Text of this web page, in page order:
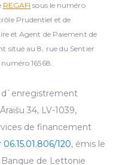
REGAFI sous le numéro
Prudentiel et de
et Agent de Paiement de
situé au 8, rue du Sentier
16568.
d`enregistrement
34, LV-1039,
de financement
120, émis le
Banque de Lettonie